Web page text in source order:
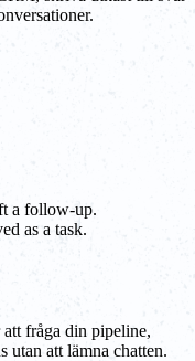
a follow-up.
as a task.
fråga din pipeline,
utan att lämna chatten.